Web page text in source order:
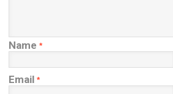
Name *
Email *